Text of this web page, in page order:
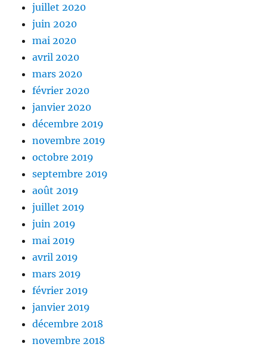
juillet 2020
juin 2020
mai 2020
avril 2020
mars 2020
février 2020
janvier 2020
décembre 2019
novembre 2019
octobre 2019
septembre 2019
août 2019
juillet 2019
juin 2019
mai 2019
avril 2019
mars 2019
février 2019
janvier 2019
décembre 2018
novembre 2018